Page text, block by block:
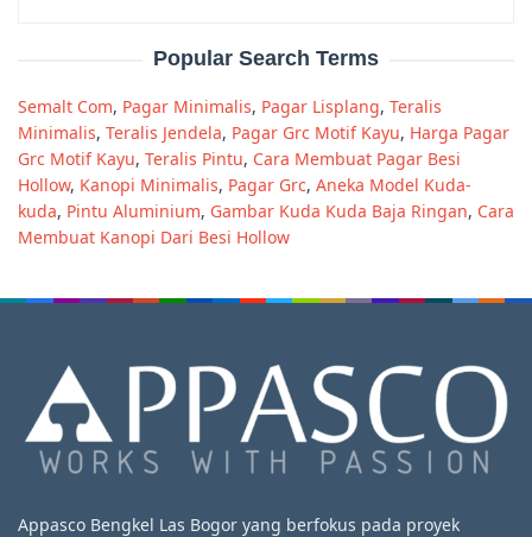
Popular Search Terms
Semalt Com, Pagar Minimalis, Pagar Lisplang, Teralis
Minimalis, Teralis Jendela, Pagar Grc Motif Kayu, Harga Pagar
Grc Motif Kayu, Teralis Pintu, Cara Membuat Pagar Besi
Hollow, Kanopi Minimalis, Pagar Grc, Aneka Model Kuda-
kuda, Pintu Aluminium, Gambar Kuda Kuda Baja Ringan, Cara
Membuat Kanopi Dari Besi Hollow
Appasco Bengkel Las Bogor yang berfokus pada proyek